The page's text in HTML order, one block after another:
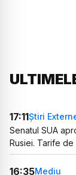
17:11Știri
Senatul SUA
Rusiei. Tarife
16:35Mediu